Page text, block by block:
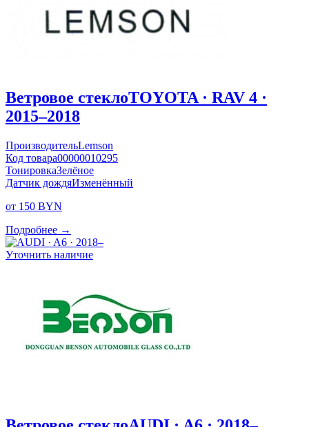
Ветровое стеклоTOYOTA · RAV 4 ·
2015–2018
ПроизводительLemson
Код товара00000010295
ТонировкаЗелёное
Датчик дождяИзменённый
от 150 BYN
Подробнее →
Уточнить наличие